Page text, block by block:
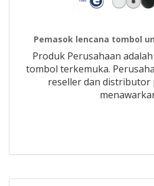
Pemasok lencana tombol
Produk Perusahaan
tombol terkemuka.
reseller dan distributor